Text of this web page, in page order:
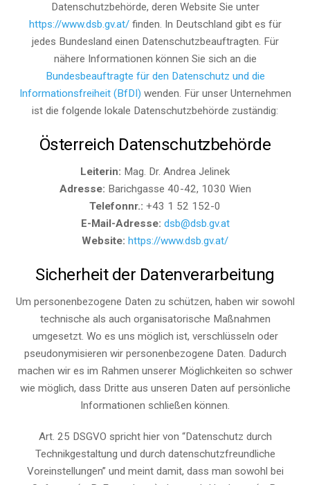
Datenschutzbehörde, deren Website Sie unter
https://www.dsb.gv.at/finden. In Deutschland gibt es für
jedes Bundesland einen Datenschutzbeauftragten. Für
nähere Informationen können Sie sich an die
Bundesbeauftragte für den Datenschutz und die
Informationsfreiheit (BfDI) wenden. Für unser Unternehmen
ist die folgende lokale Datenschutzbehörde zuständig:
Österreich Datenschutzbehörde
Leiterin: Mag. Dr. Andrea Jelinek
Adresse: Barichgasse 40-42, 1030 Wien
Telefonnr.: +43 1 52 152-0
E-Mail-Adresse: dsb@dsb.gv.at
Website: https://www.dsb.gv.at/
Sicherheit der Datenverarbeitung
Um personenbezogene Daten zu schützen, haben wir sowohl
technische als auch organisatorische Maßnahmen
umgesetzt. Wo es uns möglich ist, verschlüsseln oder
pseudonymisieren wir personenbezogene Daten. Dadurch
machen wir es im Rahmen unserer Möglichkeiten so schwer
wie möglich, dass Dritte aus unseren Daten auf persönliche
Informationen schließen können.
Art. 25 DSGVO spricht hier von “Datenschutz durch
Technikgestaltung und durch datenschutzfreundliche
Voreinstellungen” und meint damit, dass man sowohl bei